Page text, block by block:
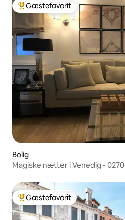
Bedste gæstefavorit
Gæstefavorit
Bolig
Magiske nætter i Venedig -
Bedste gæstefavorit
Gæstefavorit